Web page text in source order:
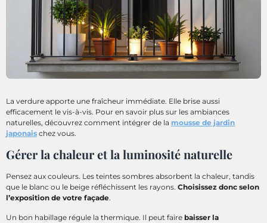
La verdure apporte une fraîcheur immédiate. Elle brise aussi
efficacement le vis-à-vis. Pour en savoir plus sur les ambiances
naturelles, découvrez comment intégrer de la mousse de jardin
japonais chez vous.
Gérer la chaleur et la luminosité naturelle
Pensez aux couleurs. Les teintes sombres absorbent la chaleur, tandis
que le blanc ou le beige réfléchissent les rayons. Choisissez donc selon
l’exposition de votre façade.
Un bon habillage régule la thermique. Il peut faire baisser la